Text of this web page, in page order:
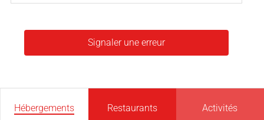
Signaler une erreur
Hébergements Restaurants Activités